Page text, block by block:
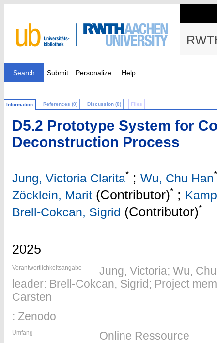
Search Submit Personalize Help
Information References (0) Discussion (0) Files
D5.2 Prototype System for
Deconstruction Process
Jung, Victoria Clarita* ; Wu, Chu Han*
Zöcklein, Marit (Contributor)* ;
Brell-Cokcan, Sigrid (Contributor)*
2025
Verantwortlichkeitsangabe
Jung, Victoria; Wu,
leader: Brell-Cokcan, Sigrid; Project
Carsten
: Zenodo
Umfang Online Ressource